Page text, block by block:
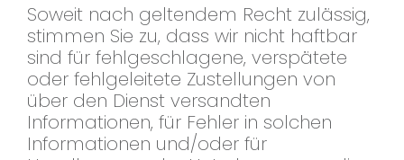
Soweit nach geltendem Recht zulässig,
stimmen Sie zu, dass wir nicht haftbar
sind für fehlgeschlagene, verspätete
oder fehlgeleitete Zustellungen von
über den Dienst versandten
Informationen, für Fehler in solchen
Informationen und/oder für